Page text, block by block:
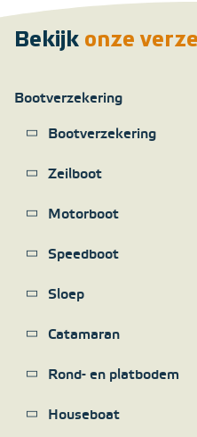
Bekijk onze
Bootverzekering
Bootverzekering
Zeilboot
Motorboot
Speedboot
Sloep
Catamaran
Rond- en platbodem
Houseboat